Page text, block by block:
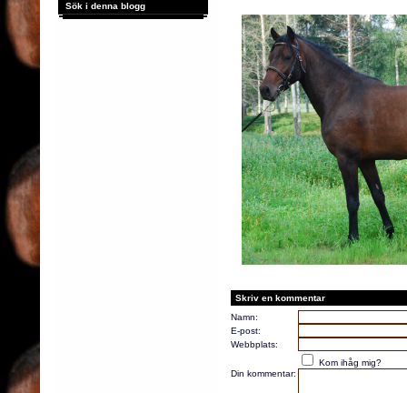
Sök i denna blogg
Skriv en kommentar
Namn:
E-post:
Webbplats:
Kom ihåg mig?
Din kommentar: